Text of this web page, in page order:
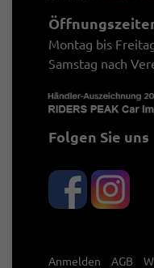
Montag bis
Samstag nach
Folgen Sie uns
Anmelden AGB